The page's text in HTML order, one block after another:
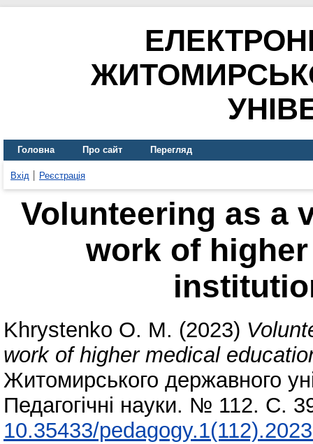
Головна Про сайт Перегляд
Вхід Реєстрація
Volunteering as a
work of
Khrystenko O. M. (2023)
work of higher medical
Житомирського державного
Педагогічні науки. № 112. С.
10.35433/